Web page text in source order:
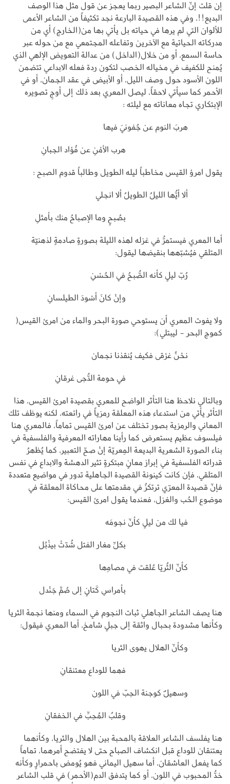
إن قلت إنّ الشاعر البصير ربما يعجز عن قول مثل هذا الوصف
البديع!!، وفي هذه القصيدة البارعة نجد تكثيفاً من الشاعر الأعمى
للألوان التي لم يرها في حياته بل يأتي بها من(الخارج) أي من
مدركاته الحياتية مع الآخرين وتفاعله المجتمعي مع من حوله عبر
حاسة السمع، أو من خلال(الداخل) من عدالة التعويض الإلهي الذي
يُمنح للكفيف في مخياله الخصب لتكون ردة فعله الابداعي تتضمن
اللون الأسود حول وصف الليل، أو الأبيض في عقد الجمان، أو في
الأحمر كما سيأتي لاحقاً، ليصل المعري بعد ذلك إلى أوجِ تصويره
الإبتكاري تجاه معاناته مع ليلته :
هربَ النوم عن جُفونيَ فيها
هرب الأمْنِ عن فُؤاد الجبانِ
يقول امرؤ القيس مخاطباً ليله الطويل وطالباً قدوم الصبح :
ألا أيُّها الليلُ الطويلُ ألا انجلي
بصُبحٍ وما الإصباحُ منك بأمثلِ
أما المعري فيستمرُّ في غزله لهذه الليلة بصورةٍ صادمةٍ لذهنيّة
المتلقي فيُشبّهها بنقيضها ليقول:
رُبّ ليلٍ كأنه الصُّبحُ في الحُسْنِ
وإنْ كانَ أسْودَ الطيلسانِ
ولا يفوت المعري أن يستوحي صورة البحر والماء من امرئ القيس(
كموج البحر - ليبتلي):
نحْنُ غرْقى فكيف يُنقذنا نجمان
في حومة الدُّجى غرقانِ
وبالتالي نلاحظ هنا التأثر الواضح للمعري بقصيدة امرئ القيس، هذا
التأثر يأتي من استدعاء هذه المعلقة رمزياً في رائعته، لكنه يوظف تلك
المعاني والرمزية بصور تختلف عن امرئ القيس تماماً، فالمعري هنا
فيلسوف عظيم يستعرض كما رأينا مهاراته المعرفية والفلسفية في
بناء الصورة الشعرية البديعة المِعريّة إنْ صحّ التعبير، كما يُظهرُ
قدراته الفلسفية في إبراز معانٍ مبتكرةٍ تثير الدهشة والابداع في نفس
المتلقي، فإن كانت كينونة القصيدة الجاهلية تدور في مواضيع متعددة
فإنّ قصيدة المعرّي ترتكزُ في مقدمتها على محاكاة المعلقة في
موضوع الحُب والغزل، فعندما يقول امرئ القيس:
فيا لك من ليلٍ كأنّ نجومَه
بكلِّ مغار الفتل شُدّتْ بيذْبُل
كأنّ الثُريّا عُلقت في مصامِها
بأمراسِ كَتانٍ إلى صُمِّ جَنْدل
هنا يصف الشاعر الجاهلي ثبات النجوم في السماء ومنها نجمة الثريا
وكأنها مشدودة بحبال واثقة إلى جبلٍ شامخ، أما المعري فيقول:
وكأنّ الهلال يهوى الثريا
فهما للوداع معتنقانِ
وسهيلٌ كوجنة الحِبّ في اللون
وقلبُ المُحِبِّ في الخفقانِ
هنا يفلسف الشاعر العلاقة بالمحبة بين الهلال والثريا، وكأنهما
يعتنقان للوداع قبل انكشاف الصباح حتى لا يفتضح أمرهما، تماماً
كما يفعل العاشقان، أما سهيل اليماني فهو يُومض باحمرارٍ وكأنه
خدُّ المحبوب في اللون، أو كما يتدفق الدم(الأحمر) في قلب الشاعر